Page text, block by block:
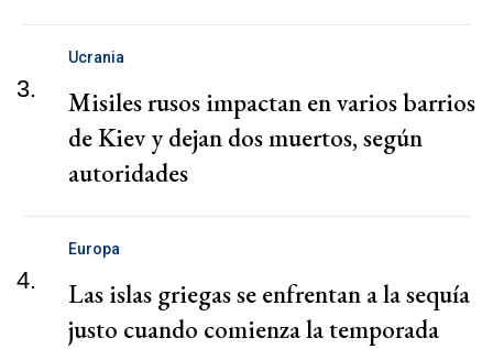
3.
Ucrania
Misiles rusos impactan en varios barrios
de Kiev y dejan dos muertos, según
autoridades
4.
Europa
Las islas griegas se enfrentan a la sequía
justo cuando comienza la temporada